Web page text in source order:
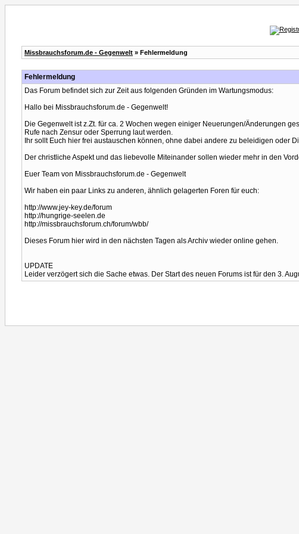
Missbrauchsforum.de - Gegenwelt » Fehlermeldung
Fehlermeldung
Das Forum befindet sich zur Zeit aus folgenden Gründen im Wartungsmodus:
Hallo bei Missbrauchsforum.de - Gegenwelt!
Die Gegenwelt ist z.Zt. für ca. 2 Wochen wegen einiger Neuerungen/Änderungen
Rufe nach Zensur oder Sperrung laut werden.
Ihr sollt Euch hier frei austauschen können, ohne dabei andere zu beleidigen oder
Der christliche Aspekt und das liebevolle Miteinander sollen wieder mehr in den
Euer Team von Missbrauchsforum.de - Gegenwelt
Wir haben ein paar Links zu anderen, ähnlich gelagerten Foren für euch:
http://www.jey-key.de/forum
http://hungrige-seelen.de
http://missbrauchsforum.ch/forum/wbb/
Dieses Forum hier wird in den nächsten Tagen als Archiv wieder online gehen.
UPDATE
Leider verzögert sich die Sache etwas. Der Start des neuen Forums ist für den 3.